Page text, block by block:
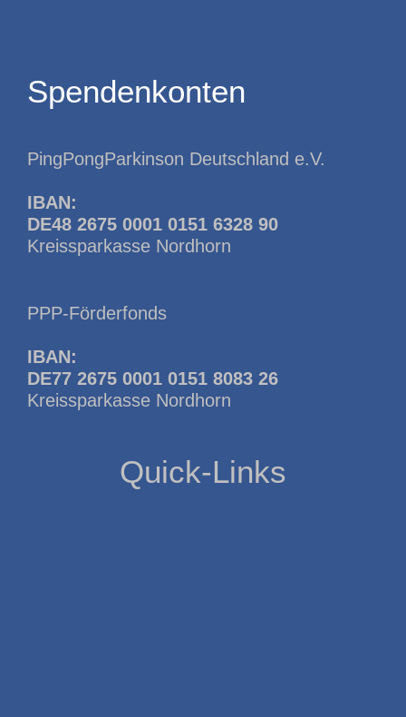
Spendenkonten
PingPongParkinson Deutschland e.V.
IBAN:
DE48 2675 0001 0151 6328 90
Kreissparkasse Nordhorn
PPP-Förderfonds
IBAN:
DE77 2675 0001 0151 8083 26
Kreissparkasse Nordhorn
Quick-Links